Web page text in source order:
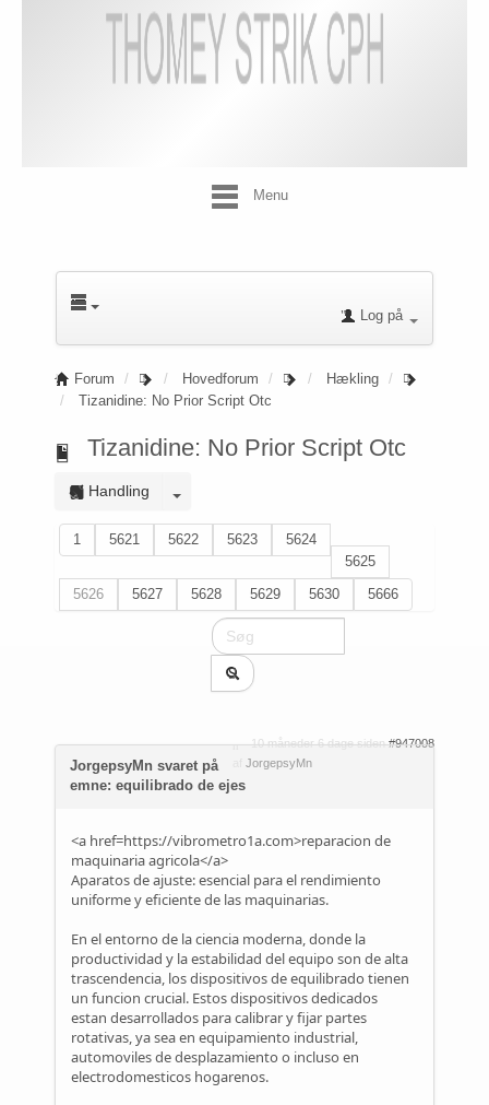
Menu
Log på
Forum Hovedforum
Hækling
Tizanidine: No Prior Script Otc
Tizanidine: No Prior Script Otc
Handling
1 5621 5622 5623
5624
5625
5626
5627 5628 5629 5630 5666
10 måneder 6 dage siden #947008
JorgepsyMn
JorgepsyMn svaret på
emne: equilibrado de ejes
<a href=https://vibrometro1a.com>reparacion de
maquinaria agricola</a>
Aparatos de ajuste: esencial para el rendimiento
uniforme y eficiente de las maquinarias.
En el entorno de la ciencia moderna, donde la
productividad y la estabilidad del equipo son de alta
trascendencia, los dispositivos de equilibrado tienen
un funcion crucial. Estos dispositivos dedicados
estan desarrollados para calibrar y fijar partes
rotativas, ya sea en equipamiento industrial,
automoviles de desplazamiento o incluso en
electrodomesticos hogarenos.